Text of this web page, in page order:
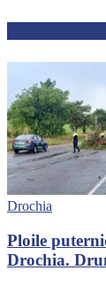
Drochia
Ploile
Drochia.